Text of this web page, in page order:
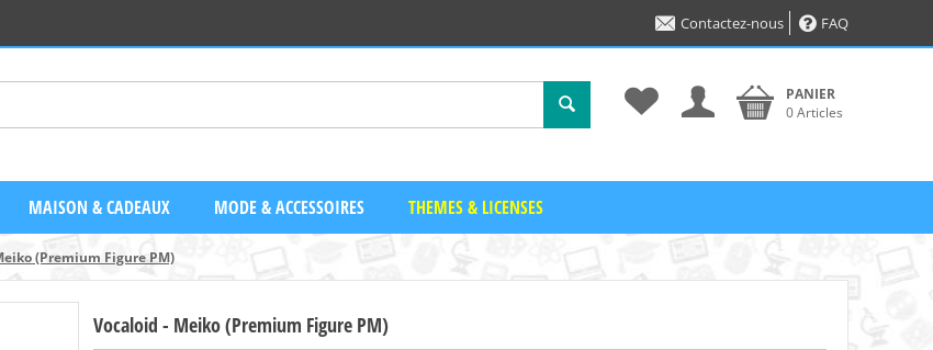
Contactez-nous FAQ
PANIER
0 Articles
MAISON & CADEAUX MODE & ACCESSOIRES THEMES & LICENSES
(Premium Figure PM)
Vocaloid - Meiko (Premium Figure PM)